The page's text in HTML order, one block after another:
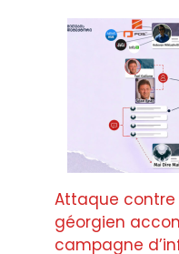
Attaque
géorgien
campagne